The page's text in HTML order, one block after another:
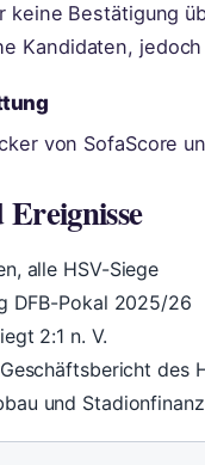
keine Bestätigung
Kandidaten,
von SofaScore
alle HSV-Siege
DFB-Pokal 2025/26
2:1 n. V.
des
und